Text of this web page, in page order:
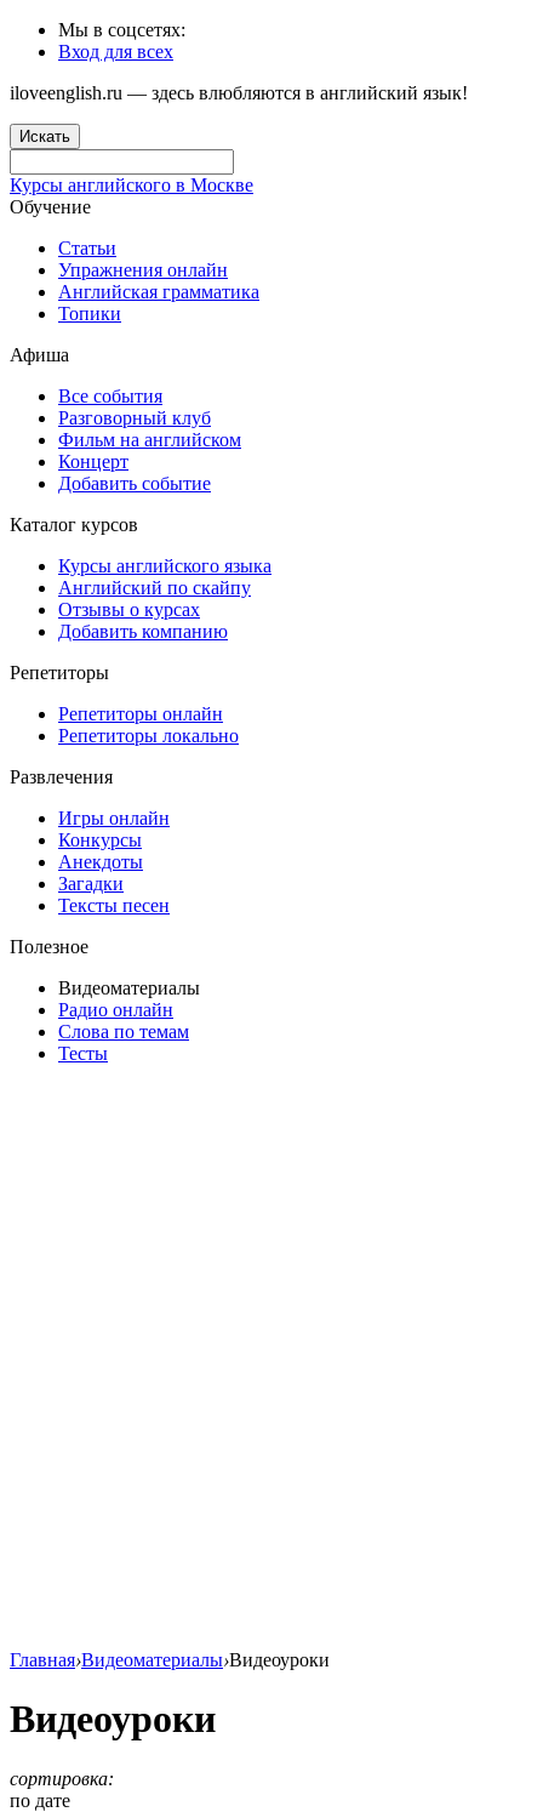
Мы в соцсетях:
Вход для всех
iloveenglish.ru — здесь влюбляются в английский язык!
Искать
Курсы английского в Москве
Обучение
Статьи
Упражнения онлайн
Английская грамматика
Топики
Афиша
Все события
Разговорный клуб
Фильм на английском
Концерт
Добавить событие
Каталог курсов
Курсы английского языка
Английский по скайпу
Отзывы о курсах
Добавить компанию
Репетиторы
Репетиторы онлайн
Репетиторы локально
Развлечения
Игры онлайн
Конкурсы
Анекдоты
Загадки
Тексты песен
Полезное
Видеоматериалы
Радио онлайн
Слова по темам
Тесты
Главная›Видеоматериалы›Видеоуроки
Видеоуроки
сортировка:
по дате